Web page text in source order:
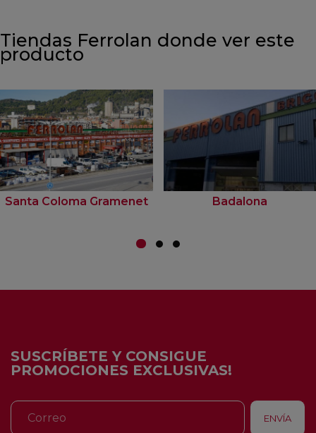
Tiendas Ferrolan donde ver este
producto
Santa Coloma Gramenet Badalona
SUSCRÍBETE Y CONSIGUE
PROMOCIONES EXCLUSIVAS!